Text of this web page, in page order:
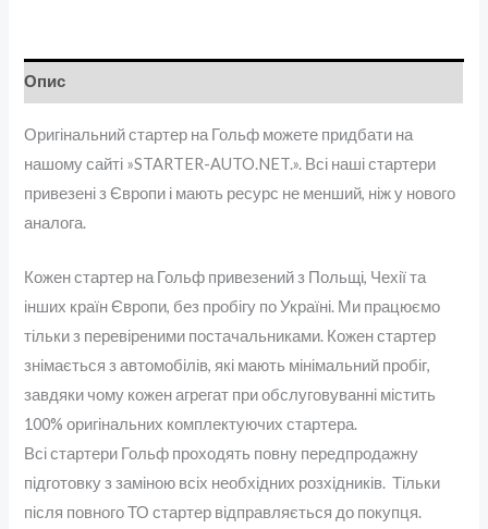
Опис
Оригінальний стартер на Гольф можете придбати на
нашому сайті »STARTER-AUTO.NET.». Всі наші стартери
привезені з Європи і мають ресурс не менший, ніж у нового
аналога.
Кожен стартер на Гольф привезений з Польщі, Чехії та
інших країн Європи, без пробігу по Україні. Ми працюємо
тільки з перевіреними постачальниками. Кожен стартер
знімається з автомобілів, які мають мінімальний пробіг,
завдяки чому кожен агрегат при обслуговуванні містить
100% оригінальних комплектуючих стартера.
Всі стартери Гольф проходять повну передпродажну
підготовку з заміною всіх необхідних розхідників. Тільки
після повного ТО стартер відправляється до покупця.